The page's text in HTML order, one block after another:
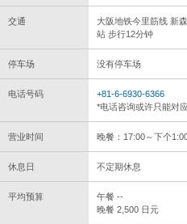
交通
大阪地铁今里筋线 新
站 步行12分钟
停车场 没有停车场
电话号码
+81-6-6930-6366
*电话咨询或许只能对
营业时间 晚餐：17:00～下个
休息日 不定期休息
平均预算
午餐 --
晚餐 2,500 日元